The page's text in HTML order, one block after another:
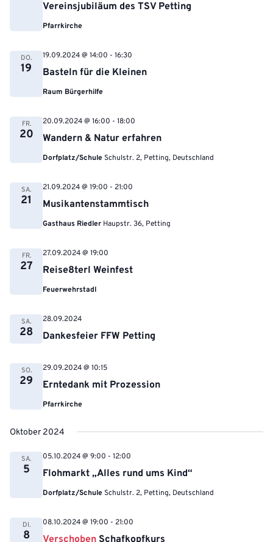
Vereinsjubiläum des TSV Petting
Pfarrkirche
DO.
19 Basteln für die Kleinen
19.09.2024 @ 14:00 - 16:30
Raum Bürgerhilfe
FR.
20 Wandern & Natur erfahren
20.09.2024 @ 16:00 - 18:00
Dorfplatz/Schule Schulstr. 2, Petting, Deutschland
SA.
21 Musikantenstammtisch
21.09.2024 @ 19:00 - 21:00
Gasthaus Riedler Haupstr. 36, Petting
FR.
27 Reise8terl Weinfest
27.09.2024 @ 19:00
Feuerwehrstadl
SA.
28 Dankesfeier FFW Petting
28.09.2024
SO.
29 Erntedank mit Prozession
29.09.2024 @ 10:15
Pfarrkirche
Oktober 2024
SA.
5 Flohmarkt „Alles rund ums Kind“
05.10.2024 @ 9:00 - 12:00
Dorfplatz/Schule Schulstr. 2, Petting, Deutschland
DI.
8 Verschoben Schafkopfkurs
08.10.2024 @ 19:00 - 21:00